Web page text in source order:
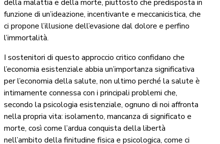
della malattia e della morte, piuttosto che predisposta in
funzione di un’ideazione, incentivante e meccanicistica, che
ci propone l’illusione dell’evasione dal dolore e perfino
l’immortalità.
I sostenitori di questo approccio critico confidano che
l’economia esistenziale abbia un’importanza significativa
per l’economia della salute, non ultimo perché la salute è
intimamente connessa con i principali problemi che,
secondo la psicologia esistenziale, ognuno di noi affronta
nella propria vita: isolamento, mancanza di significato e
morte, così come l’ardua conquista della libertà
nell’ambito della finitudine fisica e psicologica, come ci